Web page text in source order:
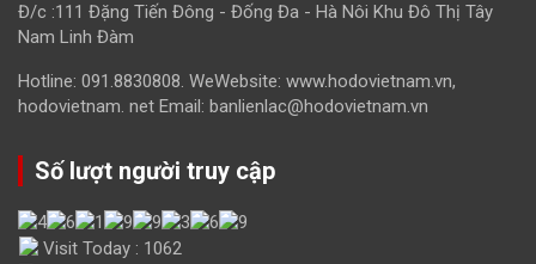
Đ/c :111 Đặng Tiến Đông - Đống Đa - Hà Nôi Khu Đô Thị Tây
Nam Linh Đàm
Hotline: 091.8830808. WeWebsite: www.hodovietnam.vn,
hodovietnam. net Email: banlienlac@hodovietnam.vn
Số lượt người truy cập
Visit Today : 1062